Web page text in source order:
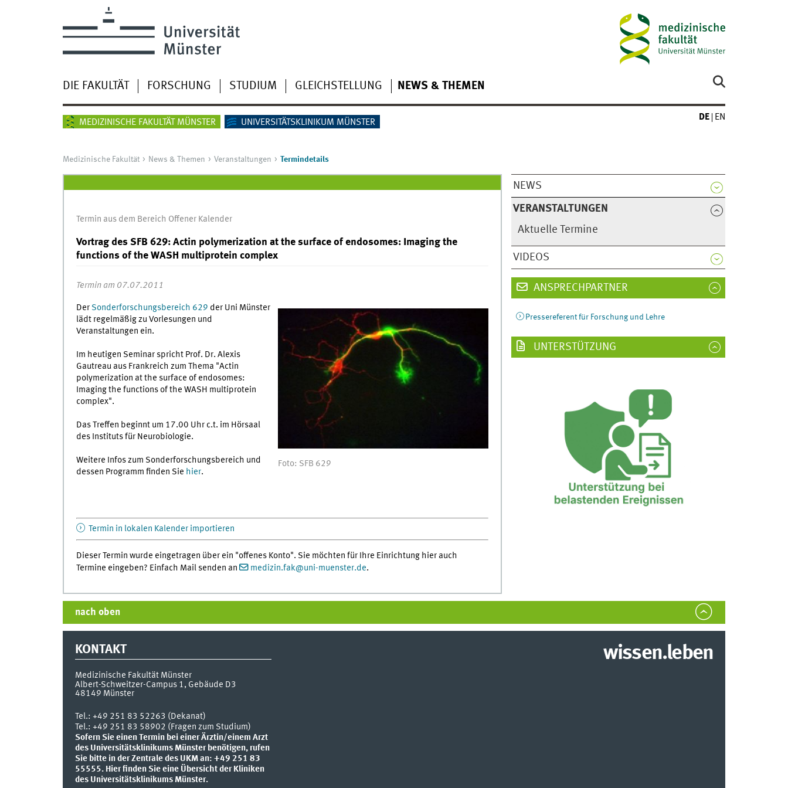
DIE FAKULTÄT FORSCHUNG STUDIUM GLEICHSTELLUNG NEWS & THEMEN
MEDIZINISCHE FAKULTÄT MÜNSTER UNIVERSITÄTSKLINIKUM MÜNSTER
DE EN
Medizinische Fakultät News & Themen Veranstaltungen Termindetails
NEWS
VERANSTALTUNGEN
Aktuelle Termine
VIDEOS
Termin aus dem Bereich Offener Kalender
Vortrag des SFB 629: Actin polymerization at the surface of endosomes: Imaging the
functions of the WASH multiprotein complex
Termin am 07.07.2011
Foto: SFB 629
Der Sonderforschungsbereich 629 der Uni Münster
lädt regelmäßig zu Vorlesungen und
Veranstaltungen ein.
Im heutigen Seminar spricht Prof. Dr. Alexis
Gautreau aus Frankreich zum Thema "Actin
polymerization at the surface of endosomes:
Imaging the functions of the WASH multiprotein
complex".
Das Treffen beginnt um 17.00 Uhr c.t. im Hörsaal
des Instituts für Neurobiologie.
Weitere Infos zum Sonderforschungsbereich und
dessen Programm finden Sie hier.
Termin in lokalen Kalender importieren
Dieser Termin wurde eingetragen über ein "offenes Konto". Sie möchten für Ihre Einrichtung hier auch
Termine eingeben? Einfach Mail senden an
medizin.fak@uni-muenster.de.
ANSPRECHPARTNER
Pressereferent für Forschung und Lehre
UNTERSTÜTZUNG
nach oben
KONTAKT
Medizinische Fakultät Münster
Albert-Schweitzer-Campus 1, Gebäude D3
48149 Münster
Tel.: +49 251 83 52263 (Dekanat)
Tel.: +49 251 83 58902 (Fragen zum Studium)
Sofern Sie einen Termin bei einer Ärztin/einem Arzt
des Universitätsklinikums Münster benötigen, rufen
Sie bitte in der Zentrale des UKM an: +49 251 83
55555. Hier finden Sie eine Übersicht der Kliniken
des Universitätsklinikums Münster.
wissen.leben